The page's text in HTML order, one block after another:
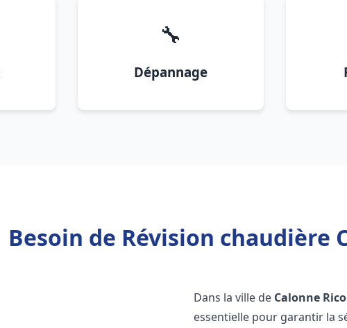
🔧
Dépannage
Besoin de Révision chaudière
Dans la ville de Calonne
essentielle pour garantir la